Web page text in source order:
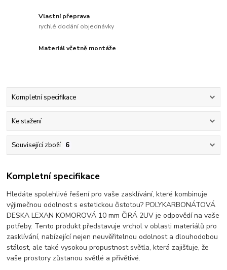
Vlastní přeprava
rychlé dodání objednávky
Materiál včetně montáže
Kompletní specifikace
Ke stažení
Související zboží 6
Kompletní specifikace
Hledáte spolehlivé řešení pro vaše zasklívání, které kombinuje
výjimečnou odolnost s estetickou čistotou? POLYKARBONÁTOVÁ
DESKA LEXAN KOMOROVÁ 10 mm ČIRÁ 2UV je odpovědí na vaše
potřeby. Tento produkt představuje vrchol v oblasti materiálů pro
zasklívání, nabízející nejen neuvěřitelnou odolnost a dlouhodobou
stálost, ale také vysokou propustnost světla, která zajišťuje, že
vaše prostory zůstanou světlé a přívětivé.